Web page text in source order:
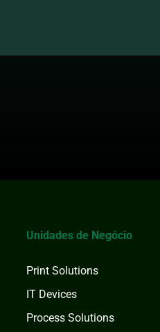
Unidades de Negócio
Print Solutions
IT Devices
Process Solutions